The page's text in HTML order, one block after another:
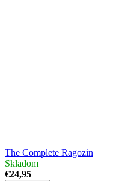
The Complete Ragozin
Skladom
€24,95